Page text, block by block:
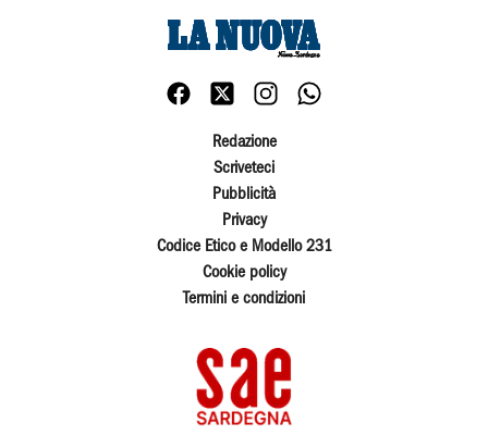
Redazione
Scriveteci
Pubblicità
Privacy
Codice Etico e Modello 231
Cookie policy
Termini e condizioni